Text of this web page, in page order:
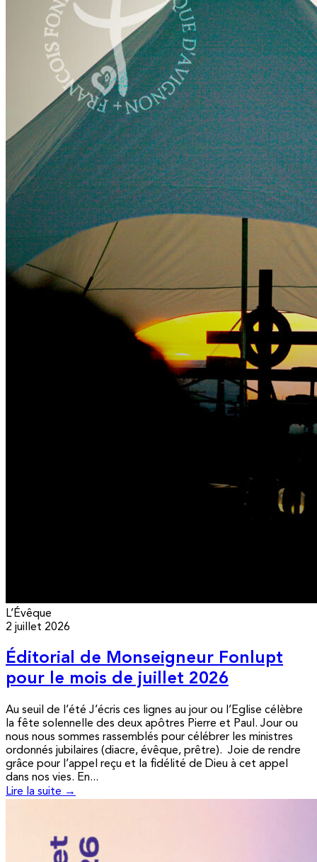
L’Évêque
2 juillet 2026
Éditorial de Monseigneur Fonlupt
pour le mois de juillet 2026
Au seuil de l’été J’écris ces lignes au jour ou l’Eglise célèbre
la fête solennelle des deux apôtres Pierre et Paul. Jour ou
nous nous sommes rassemblés pour célébrer les ministres
ordonnés jubilaires (diacre, évêque, prêtre). Joie de rendre
grâce pour l’appel reçu et la fidélité de Dieu à cet appel
dans nos vies. En...
Lire la suite →